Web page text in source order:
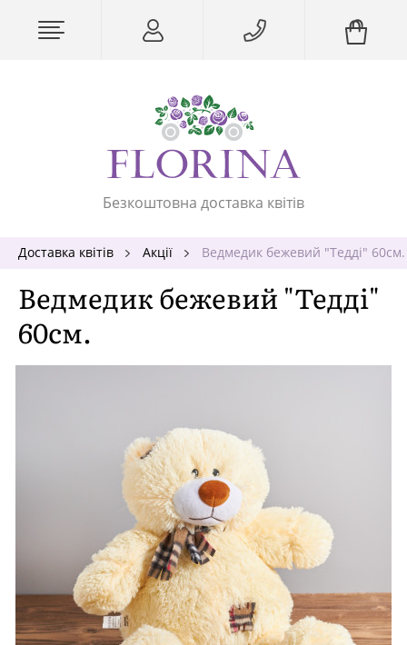
Безкоштовна доставка квітів
Доставка квітів Акції Ведмедик бежевий "Тедді" 60см.
Ведмедик бежевий "Тедді"
60см.